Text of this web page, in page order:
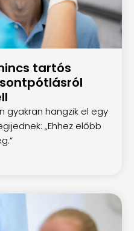
tartós
gyakran hangzik el egy
„Ehhez előbb